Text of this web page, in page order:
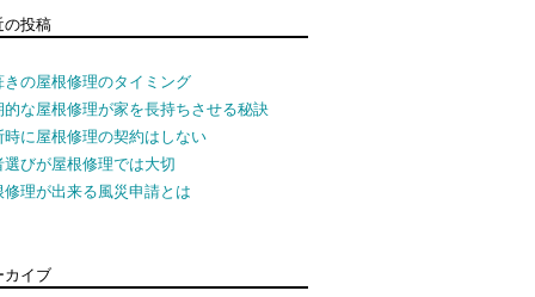
の投稿
きの屋根修理のタイミング
的な屋根修理が家を長持ちさせる秘訣
時に屋根修理の契約はしない
選びが屋根修理では大切
修理が出来る風災申請とは
カイブ